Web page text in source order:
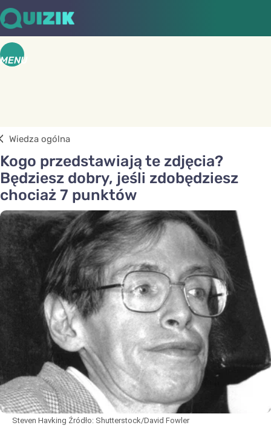
MENU
Wiedza ogólna
Kogo przedstawiają te zdjęcia?
Będziesz dobry, jeśli zdobędziesz
chociaż 7 punktów
Steven Havking Źródło: Shutterstock/David Fowler